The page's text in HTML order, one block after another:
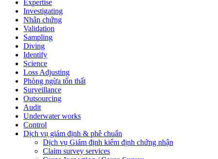
Expertise
Investigating
Nhân chứng
Validation
Sampling
Diving
Identify
Science
Loss Adjusting
Phòng ngừa tổn thất
Surveillance
Outsourcing
Audit
Underwater works
Control
Dịch vụ giám định & phê chuẩn
Dịch vụ Giám định kiểm định chứng nhận
Claim survey services